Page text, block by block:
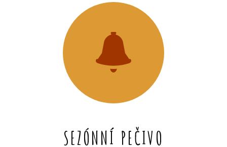
SEZÓNNÍ PEČIVO